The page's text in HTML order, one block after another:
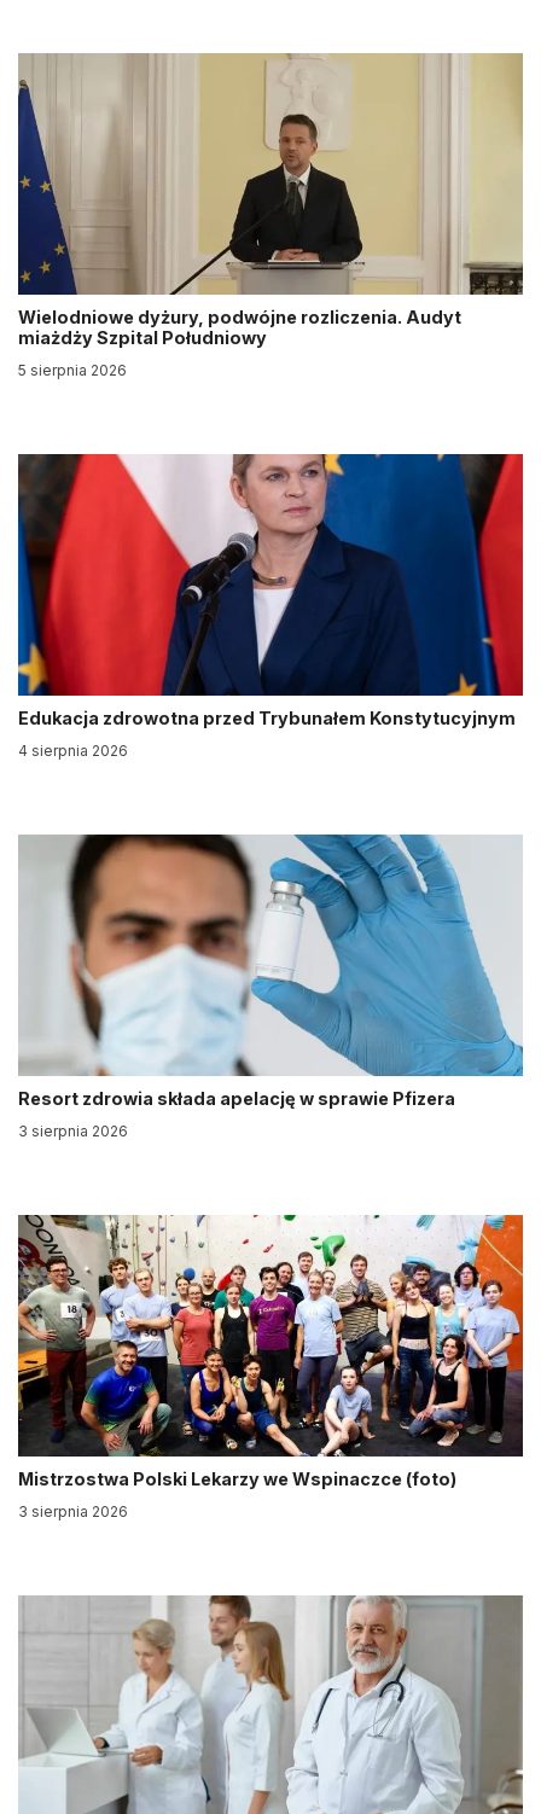
Wielodniowe dyżury, podwójne rozliczenia. Audyt
miażdży Szpital Południowy
5 sierpnia 2026
Edukacja zdrowotna przed Trybunałem Konstytucyjnym
4 sierpnia 2026
Resort zdrowia składa apelację w sprawie Pfizera
3 sierpnia 2026
Mistrzostwa Polski Lekarzy we Wspinaczce (foto)
3 sierpnia 2026